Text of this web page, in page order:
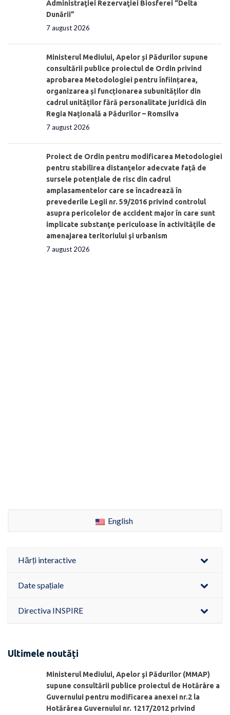
Administraţiei Rezervaţiei Biosferei “Delta
Dunării”
7 august 2026
Ministerul Mediului, Apelor și Pădurilor supune
consultării publice proiectul de Ordin privind
aprobarea Metodologiei pentru înființarea,
organizarea și funcționarea subunităților din
cadrul unităților fără personalitate juridică din
Regia Națională a Pădurilor – Romsilva
7 august 2026
Proiect de Ordin pentru modificarea Metodologiei
pentru stabilirea distanţelor adecvate față de
sursele potențiale de risc din cadrul
amplasamentelor care se încadrează în
prevederile Legii nr. 59/2016 privind controlul
asupra pericolelor de accident major în care sunt
implicate substanţe periculoase în activităţile de
amenajarea teritoriului şi urbanism
7 august 2026
English
Hărți interactive
Date spațiale
Directiva INSPIRE
Ultimele noutăți
Ministerul Mediului, Apelor şi Pădurilor (MMAP)
supune consultării publice proiectul de Hotărâre a
Guvernului pentru modificarea anexei nr.2 la
Hotărârea Guvernului nr. 1217/2012 privind